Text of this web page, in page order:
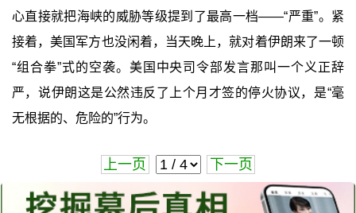
心直接就把海峡的威胁等级提到了最高一档——“严重”。紧
接着，美国军方也没闲着，当天晚上，就对着伊朗来了一顿
“组合拳”式的空袭。美国中央司令部发言那叫一个义正辞
严，说伊朗这是公然违反了上个月才签的停火协议，是“毫
无根据的、危险的”行为。
上一页 下一页